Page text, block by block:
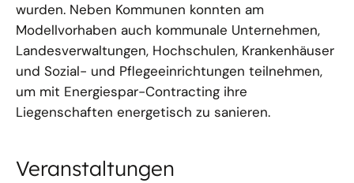
wurden. Neben Kommunen konnten am
Modellvorhaben auch kommunale Unternehmen,
Landesverwaltungen, Hochschulen, Krankenhäuser
und Sozial- und Pflegeeinrichtungen teilnehmen,
um mit Energiespar-Contracting ihre
Liegenschaften energetisch zu sanieren.
Veranstaltungen